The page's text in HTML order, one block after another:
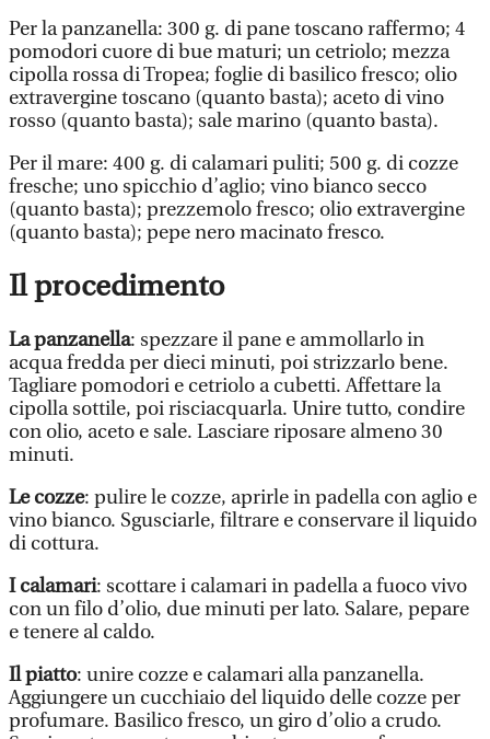
Per la panzanella: 300 g. di pane toscano raffermo; 4
pomodori cuore di bue maturi; un cetriolo; mezza
cipolla rossa di Tropea; foglie di basilico fresco; olio
extravergine toscano (quanto basta); aceto di vino
rosso (quanto basta); sale marino (quanto basta).
Per il mare: 400 g. di calamari puliti; 500 g. di cozze
fresche; uno spicchio d’aglio; vino bianco secco
(quanto basta); prezzemolo fresco; olio extravergine
(quanto basta); pepe nero macinato fresco.
Il procedimento
La panzanella: spezzare il pane e ammollarlo in
acqua fredda per dieci minuti, poi strizzarlo bene.
Tagliare pomodori e cetriolo a cubetti. Affettare la
cipolla sottile, poi risciacquarla. Unire tutto, condire
con olio, aceto e sale. Lasciare riposare almeno 30
minuti.
Le cozze: pulire le cozze, aprirle in padella con aglio e
vino bianco. Sgusciarle, filtrare e conservare il liquido
di cottura.
I calamari: scottare i calamari in padella a fuoco vivo
con un filo d’olio, due minuti per lato. Salare, pepare
e tenere al caldo.
Il piatto: unire cozze e calamari alla panzanella.
Aggiungere un cucchiaio del liquido delle cozze per
profumare. Basilico fresco, un giro d’olio a crudo.